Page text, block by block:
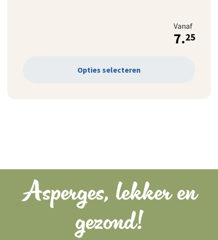
Vanaf
7.25
Opties selecteren
Asperges, lekker en
gezond!